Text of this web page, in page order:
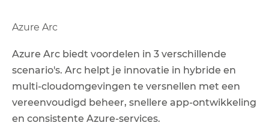
Azure Arc
Azure Arc biedt voordelen in 3 verschillende
scenario's. Arc helpt je innovatie in hybride en
multi-cloudomgevingen te versnellen met een
vereenvoudigd beheer, snellere app-ontwikkeling
en consistente Azure-services.